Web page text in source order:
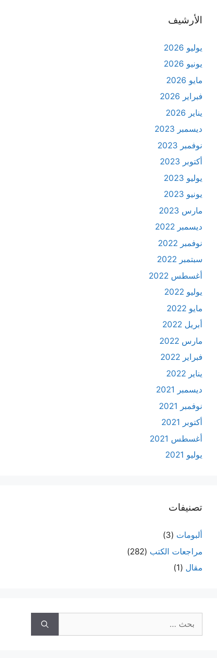
الأرشيف
يوليو 2026
يونيو 2026
مايو 2026
فبراير 2026
يناير 2026
ديسمبر 2023
نوفمبر 2023
أكتوبر 2023
يوليو 2023
يونيو 2023
مارس 2023
ديسمبر 2022
نوفمبر 2022
سبتمبر 2022
أغسطس 2022
يوليو 2022
مايو 2022
أبريل 2022
مارس 2022
فبراير 2022
يناير 2022
ديسمبر 2021
نوفمبر 2021
أكتوبر 2021
أغسطس 2021
يوليو 2021
تصنيفات
ألبومات (3)
مراجعات الكتب (282)
مقال (1)
عن: